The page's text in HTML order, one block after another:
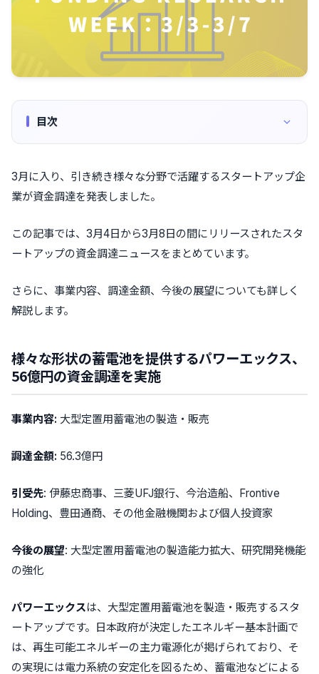
目次
3月に入り、引き続き様々な分野で活躍するスタートアップ企
業が資金調達を発表しました。
この記事では、3月4日から3月8日の間にリリースされたスタ
ートアップの資金調達ニュースをまとめています。
さらに、事業内容、調達金額、今後の展望についても詳しく
解説します。
様々な形状の蓄電池を提供するパワーエックス、
56億円の資金調達を実施
事業内容: 大型定置用蓄電池の製造・販売
調達金額: 56.3億円
引受先: 伊藤忠商事、三菱UFJ銀行、今治造船、Frontive
Holding、豊田通商、その他金融機関および個人投資家
今後の展望: 大型定置用蓄電池の製造能力拡大、研究開発機能
の強化
パワーエックスは、 大型定置用蓄電池を製造・販売するスタ
ートアップです。日本政府が決定したエネルギー基本計画で
は、再生可能エネルギーの主力電源化が掲げられており、そ
の実現には電力系統の安定化を図るため、蓄電池などによる